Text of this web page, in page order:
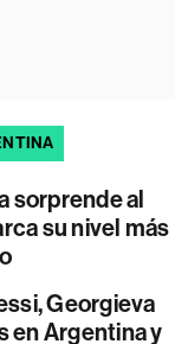
sorprende al
su nivel más
Georgieva
en Argentina y